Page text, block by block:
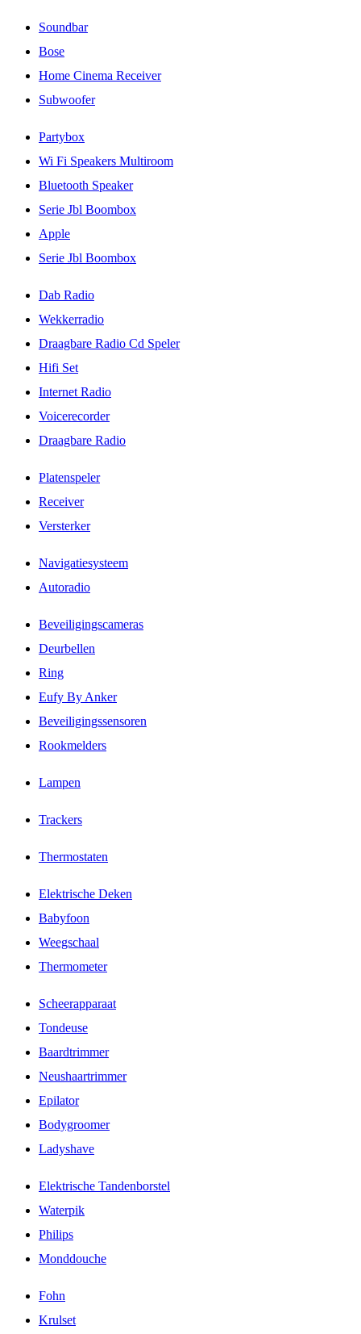
Soundbar
Bose
Home Cinema Receiver
Subwoofer
Partybox
Wi Fi Speakers Multiroom
Bluetooth Speaker
Serie Jbl Boombox
Apple
Serie Jbl Boombox
Dab Radio
Wekkerradio
Draagbare Radio Cd Speler
Hifi Set
Internet Radio
Voicerecorder
Draagbare Radio
Platenspeler
Receiver
Versterker
Navigatiesysteem
Autoradio
Beveiligingscameras
Deurbellen
Ring
Eufy By Anker
Beveiligingssensoren
Rookmelders
Lampen
Trackers
Thermostaten
Elektrische Deken
Babyfoon
Weegschaal
Thermometer
Scheerapparaat
Tondeuse
Baardtrimmer
Neushaartrimmer
Epilator
Bodygroomer
Ladyshave
Elektrische Tandenborstel
Waterpik
Philips
Monddouche
Fohn
Krulset